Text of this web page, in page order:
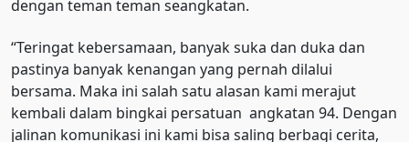
dengan teman teman seangkatan.
“Teringat kebersamaan, banyak suka dan duka dan
pastinya banyak kenangan yang pernah dilalui
bersama. Maka ini salah satu alasan kami merajut
kembali dalam bingkai persatuan angkatan 94. Dengan
jalinan komunikasi ini kami bisa saling berbagi cerita,